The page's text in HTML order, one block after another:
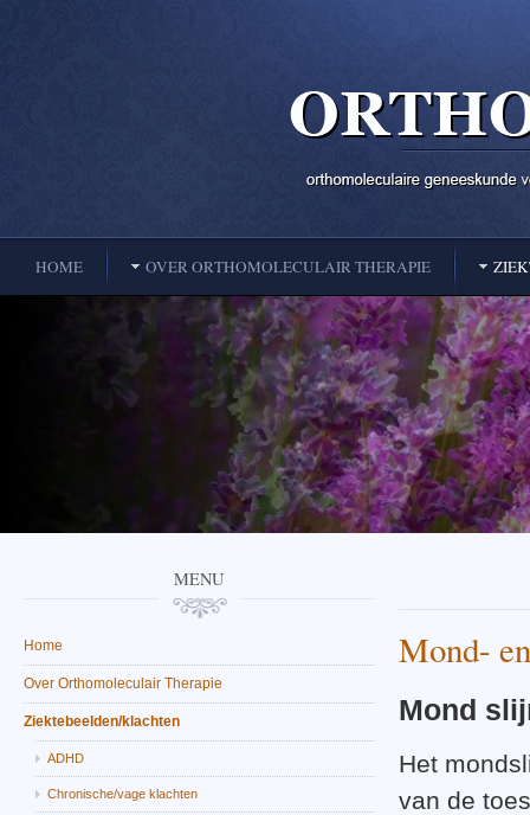
HOME OVER ORTHOMOLECULAIR THERAPIE
Mond-
Mond
Het
van de
MENU
Home
Over Orthomoleculair Therapie
Ziektebeelden/klachten
ADHD
Chronische/vage klachten